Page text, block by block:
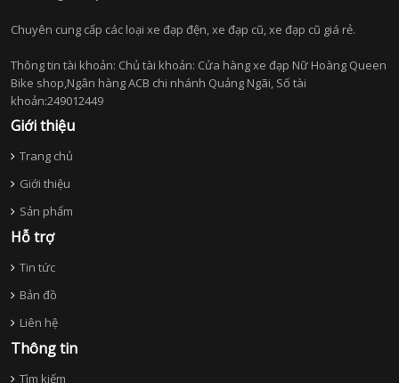
Chuyên cung cấp các loại xe đạp đện, xe đạp cũ, xe đạp cũ giá rẻ.
Thông tin tài khoản: Chủ tài khoản: Cửa hàng xe đạp Nữ Hoàng Queen
Bike shop,Ngân hàng ACB chi nhánh Quảng Ngãi, Số tài
khoản:249012449
Giới thiệu
Trang chủ
Giới thiệu
Sản phẩm
Hỗ trợ
Tin tức
Bản đồ
Liên hệ
Thông tin
Tìm kiếm